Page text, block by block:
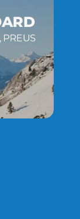
PREUS